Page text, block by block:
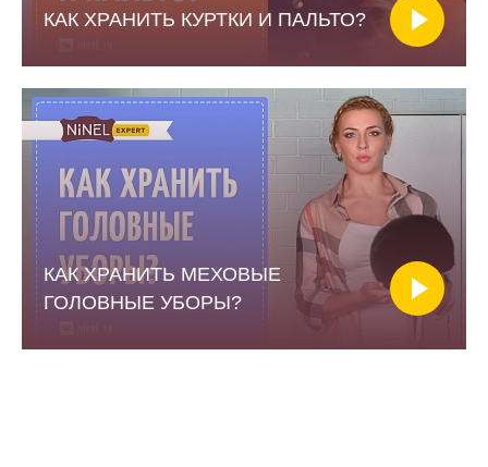
КАК ХРАНИТЬ КУРТКИ И ПАЛЬТО?
КАК ХРАНИТЬ МЕХОВЫЕ
ГОЛОВНЫЕ УБОРЫ?